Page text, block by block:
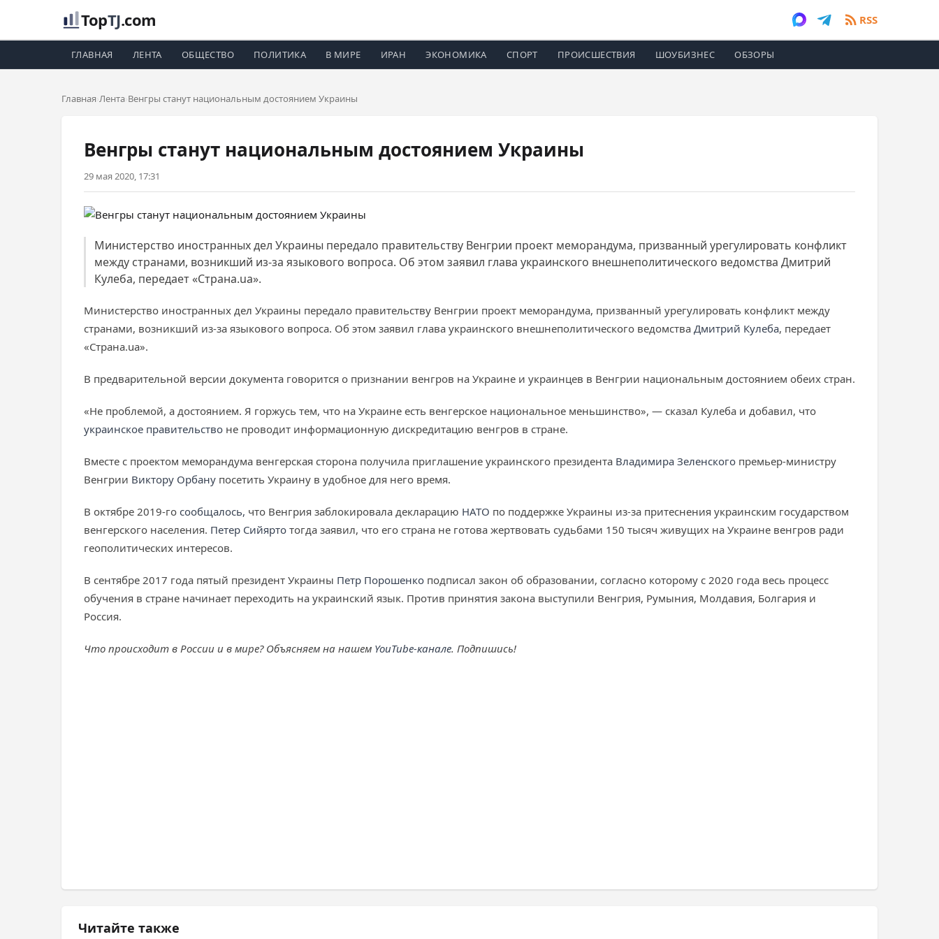
TopTJ.com RSS
ГЛАВНАЯ ЛЕНТА ОБЩЕСТВО ПОЛИТИКА В МИРЕ ИРАН ЭКОНОМИКА СПОРТ ПРОИСШЕСТВИЯ ШОУБИЗНЕС ОБЗОРЫ
Главная Лента Венгры станут национальным достоянием Украины
Венгры станут национальным достоянием Украины
29 мая 2020, 17:31
Министерство иностранных дел Украины передало правительству Венгрии проект меморандума, призванный урегулировать конфликт
между странами, возникший из-за языкового вопроса. Об этом заявил глава украинского внешнеполитического ведомства Дмитрий
Кулеба, передает «Страна.ua».
Министерство иностранных дел Украины передало правительству Венгрии проект меморандума, призванный урегулировать конфликт между
странами, возникший из-за языкового вопроса. Об этом заявил глава украинского внешнеполитического ведомства Дмитрий Кулеба, передает
«Страна.ua».
В предварительной версии документа говорится о признании венгров на Украине и украинцев в Венгрии национальным достоянием обеих стран.
«Не проблемой, а достоянием. Я горжусь тем, что на Украине есть венгерское национальное меньшинство», — сказал Кулеба и добавил, что
украинское правительство не проводит информационную дискредитацию венгров в стране.
Вместе с проектом меморандума венгерская сторона получила приглашение украинского президента Владимира Зеленского премьер-министру
Венгрии Виктору Орбану посетить Украину в удобное для него время.
В октябре 2019-го сообщалось, что Венгрия заблокировала декларацию НАТО по поддержке Украины из-за притеснения украинским государством
венгерского населения. Петер Сийярто тогда заявил, что его страна не готова жертвовать судьбами 150 тысяч живущих на Украине венгров ради
геополитических интересов.
В сентябре 2017 года пятый президент Украины Петр Порошенко подписал закон об образовании, согласно которому с 2020 года весь процесс
обучения в стране начинает переходить на украинский язык. Против принятия закона выступили Венгрия, Румыния, Молдавия, Болгария и
Россия.
Что происходит в России и в мире? Объясняем на нашем YouTube-канале. Подпишись!
Читайте также